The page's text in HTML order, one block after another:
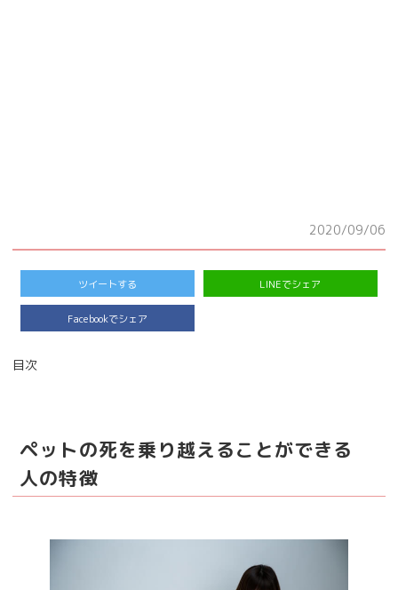
2020/09/06
ツイートする LINEでシェア
Facebookでシェア
目次
ペットの死を乗り越えることができる
人の特徴